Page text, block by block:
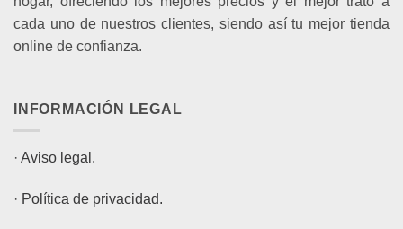
cada uno de nuestros clientes, siendo así tu mejor tienda
online de confianza.
INFORMACIÓN LEGAL
· Aviso legal.
· Política de privacidad.